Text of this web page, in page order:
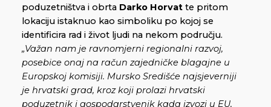
poduzetništva i obrta Darko Horvat te pritom
lokaciju istaknuo kao simboliku po kojoj se
identificira rad i život ljudi na nekom području.
„Važan nam je ravnomjerni regionalni razvoj,
posebice onaj na račun zajedničke blagajne u
Europskoj komisiji. Mursko Središće najsjeverniji
je hrvatski grad, kroz koji prolazi hrvatski
poduzetnik i gospodarstvenik kada izvozi u EU,